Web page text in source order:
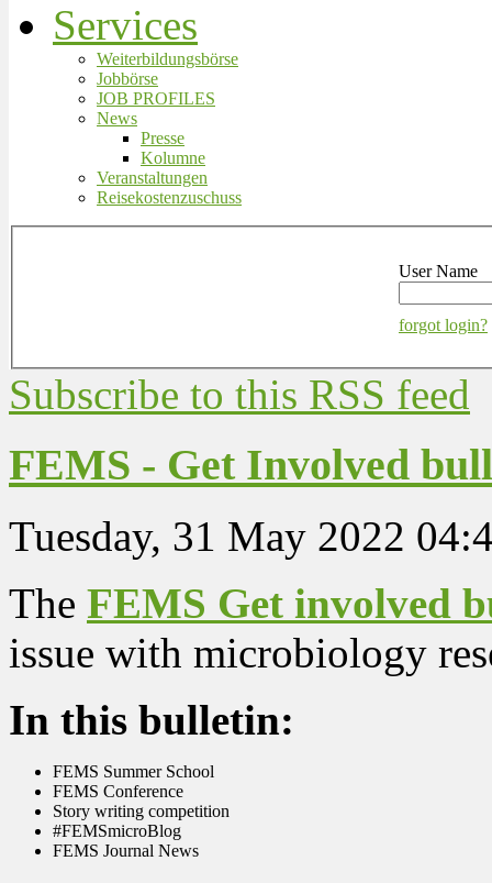
Services
Weiterbildungsbörse
Jobbörse
JOB PROFILES
News
Presse
Kolumne
Veranstaltungen
Reisekostenzuschuss
User Name
forgot login?
Subscribe to this RSS feed
FEMS - Get Involved
Tuesday, 31 May 2022
The FEMS Get involved
issue with microbiology
In this bulletin:
FEMS Summer School
FEMS Conference
Story writing competition
#FEMSmicroBlog
FEMS Journal News